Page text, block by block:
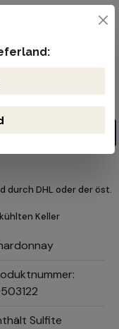
gespart)
durch DHL oder der öst.
Keller
Sulfite